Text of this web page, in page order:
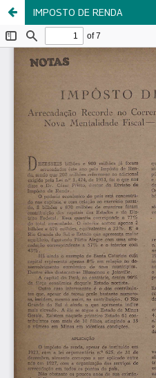
IMPOSTO DE RENDA